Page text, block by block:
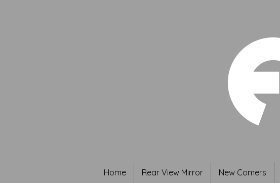
Home Rear View Mirror New Comers